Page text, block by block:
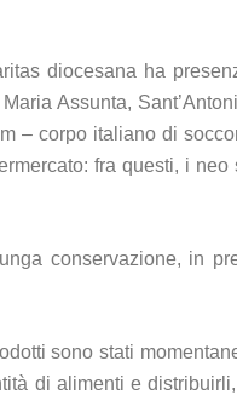
diocesana ha
Assunta,
– corpo italiano di
fra questi, i
conservazione, in
sono stati
di alimenti e